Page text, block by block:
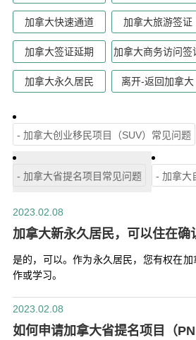
加拿大快速通道 加拿大旅游签证
加拿大签证延期 加拿大商务访问签
加拿大永久居民 离开-返回加拿大
- 加拿大创业移民项目（SUV）常见问题
- 加拿大省提名项目常见问题 - 加拿大
2023.02.08
是的，可以。作为永久居民，您有权在
作或学习。
2023.02.08
如何申请加拿大省提名项目（